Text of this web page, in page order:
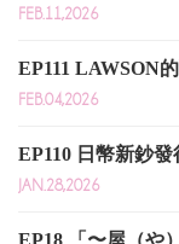
FEB.11,2026
EP111 LAWSON
FEB.04,2026
EP110 日幣新鈔
JAN.28,2026
EP18 「〜屋（や